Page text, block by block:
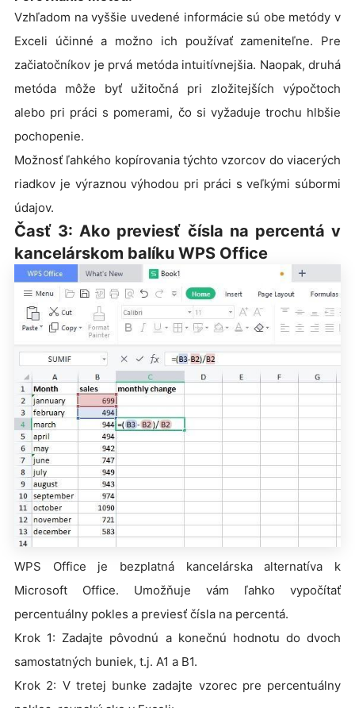
Vzhľadom na vyššie uvedené informácie sú obe metódy v
Exceli účinné a možno ich používať zameniteľne. Pre
začiatočníkov je prvá metóda intuitívnejšia. Naopak, druhá
metóda môže byť užitočná pri zložitejších výpočtoch
alebo pri práci s pomerami, čo si vyžaduje trochu hlbšie
pochopenie.
Možnosť ľahkého kopírovania týchto vzorcov do viacerých
riadkov je výraznou výhodou pri práci s veľkými súbormi
údajov.
Časť 3: Ako previesť čísla na percentá v
kancelárskom balíku WPS Office
WPS Office je bezplatná kancelárska alternatíva k
Microsoft Office. Umožňuje vám ľahko vypočítať
percentuálny pokles a previesť čísla na percentá.
Krok 1: Zadajte pôvodnú a konečnú hodnotu do dvoch
samostatných buniek, t.j. A1 a B1.
Krok 2: V tretej bunke zadajte vzorec pre percentuálny